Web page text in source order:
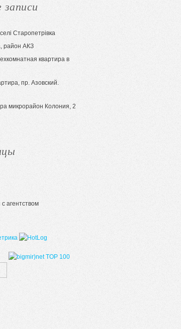
Старопетрівка
район АКЗ
квартира в
пр. Азовский.
микрорайон Колония, 2
агентством